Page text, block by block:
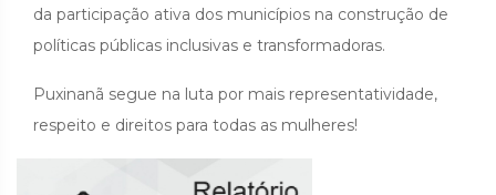
da participação ativa dos municípios na construção de
políticas públicas inclusivas e transformadoras.
Puxinanã segue na luta por mais representatividade,
respeito e direitos para todas as mulheres!